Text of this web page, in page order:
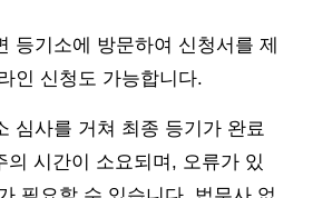
등기소에 방문하여 신청서를 제
인 신청도 가능합니다.
심사를 거쳐 최종 등기가 완료
의 시간이 소요되며, 오류가 있